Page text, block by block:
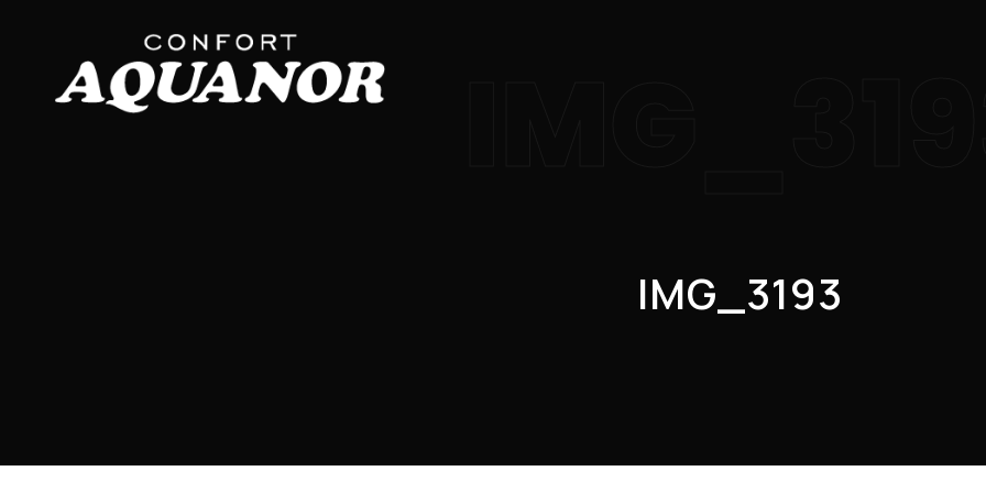
IMG_3193